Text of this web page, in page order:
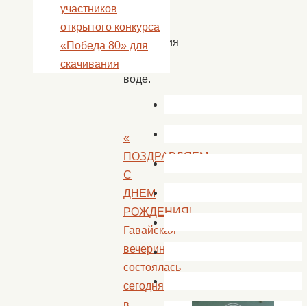
правила
поведения
воде.
«
ПОЗДРАВЛЯЕМ
С
ДНЕМ
РОЖДЕНИЯ!
Гавайская
вечеринка
состоялась
сегодня
участников
открытого конкурса
«Победа 80» для
скачивания